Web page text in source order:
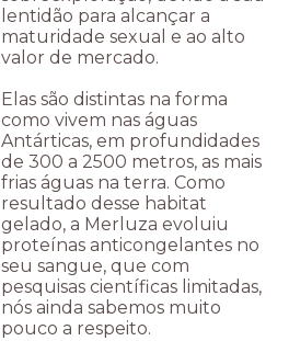
lentidão para alcançar a
maturidade sexual e ao alto
valor de mercado.
Elas são distintas na forma
como vivem nas águas
Antárticas, em profundidades
de 300 a 2500 metros, as mais
frias águas na terra. Como
resultado desse habitat
gelado, a Merluza evoluiu
proteínas anticongelantes no
seu sangue, que com
pesquisas científicas limitadas,
nós ainda sabemos muito
pouco a respeito.